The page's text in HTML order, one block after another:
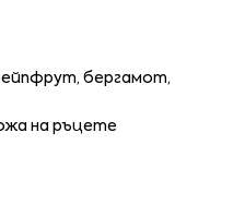
бергамот,
на ръцете